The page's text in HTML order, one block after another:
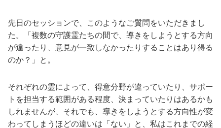
先日のセッションで、このようなご質問をいただきまし
た。「複数の守護霊たちの間で、導きをしようとする方向
が違ったり、意見が一致しなかったりすることはあり得る
のか？」と。
それぞれの霊によって、得意分野が違っていたり、サポー
トを担当する範囲がある程度、決まっていたりはあるかも
しれませんが、それでも、導きをしようとする方向性が変
わってしまうほどの違いは「ない」と、私はこれまでの経